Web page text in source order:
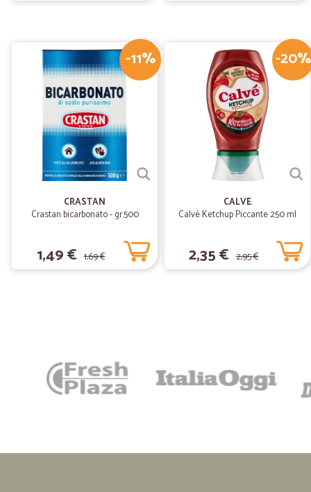
-11%
CRASTAN
Crastan bicarbonato - gr.500
1,49 € 1,69 €
-20%
CALVE
Calvè Ketchup Piccante 250 ml
2,35 € 2,95 €